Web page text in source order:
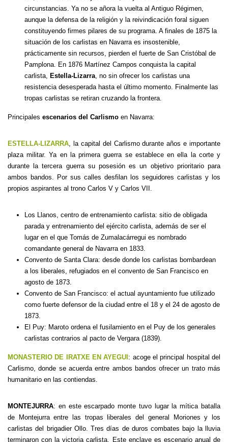
circunstancias. Ya no se añora la vuelta al Antiguo Régimen,
aunque la defensa de la religión y la reivindicación foral siguen
constituyendo firmes pilares de su programa. A finales de 1875 la
situación de los carlistas en Navarra es insostenible,
prácticamente sin recursos, pierden el fuerte de San Cristóbal de
Pamplona. En 1876 Martínez Campos conquista la capital
carlista, Estella-Lizarra, no sin ofrecer los carlistas una
resistencia desesperada hasta el último momento. Finalmente las
tropas carlistas se retiran cruzando la frontera.
Principales escenarios del Carlismo en Navarra:
ESTELLA-LIZARRA, la capital del Carlismo durante años e importante
plaza militar. Ya en la primera guerra se establece en ella la corte y
durante la tercera guerra su posesión es un objetivo prioritario para
ambos bandos. Por sus calles desfilan los seguidores carlistas y los
propios aspirantes al trono Carlos V y Carlos VII.
Los Llanos, centro de entrenamiento carlista: sitio de obligada
parada y entrenamiento del ejército carlista, además de ser el
lugar en el que Tomás de Zumalacárregui es nombrado
comandante general de Navarra en 1833.
Convento de Santa Clara: desde donde los carlistas bombardean
a los liberales, refugiados en el convento de San Francisco en
agosto de 1873.
Convento de San Francisco: el actual ayuntamiento fue utilizado
como fuerte defensor de la ciudad entre el 18 y el 24 de agosto de
1873.
El Puy: Maroto ordena el fusilamiento en el Puy de los generales
carlistas contrarios al pacto de Vergara (1839).
MONASTERIO DE IRATXE EN AYEGUI : acoge el principal hospital del
Carlismo, donde se acuerda entre ambos bandos ofrecer un trato más
humanitario en las contiendas.
MONTEJURRA: en este escarpado monte tuvo lugar la mítica batalla
de Montejurra entre las tropas liberales del general Moriones y los
carlistas del brigadier Ollo. Tres días de duros combates bajo la lluvia
terminaron con la victoria carlista. Este enclave es escenario anual de